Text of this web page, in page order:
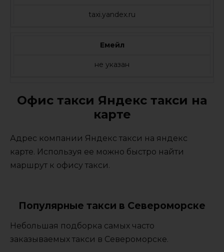
taxi.yandex.ru
Емейл
не указан
Офис такси Яндекс такси на
карте
Адрес компании Яндекс такси на яндекс
карте. Используя ее можно быстро найти
маршрут к офису такси.
Популярные такси в Североморске
Небольшая подборка самых часто
заказываемых такси в Североморске.